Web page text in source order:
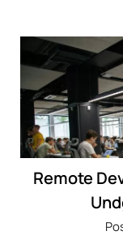
Remote